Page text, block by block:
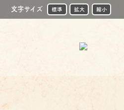
文字サイズ 標準 拡大 縮小